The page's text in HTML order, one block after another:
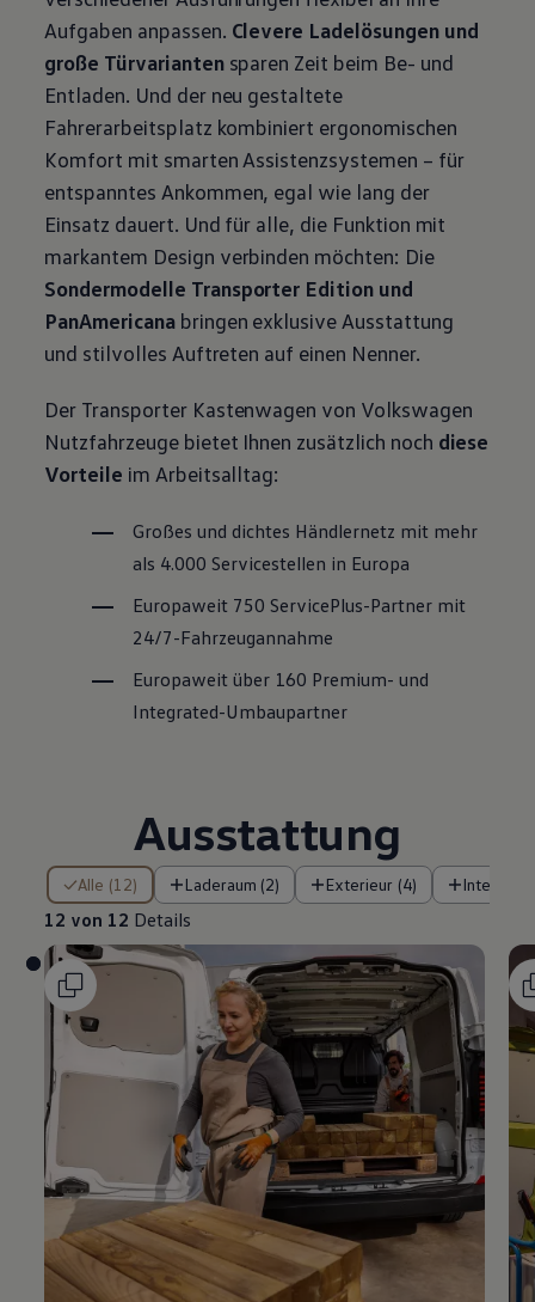
Aufgaben anpassen. Clevere Ladelösungen und
große Türvariantensparen Zeit beim Be- und
Entladen. Und der neu gestaltete
Fahrerarbeitsplatz kombiniert ergonomischen
Komfort mit smarten Assistenzsystemen – für
entspanntes Ankommen, egal wie lang der
Einsatz dauert. Und für alle, die Funktion mit
markantem Design verbinden möchten: Die
Sondermodelle Transporter Edition und
PanAmericanabringen exklusive Ausstattung
und stilvolles Auftreten auf einen Nenner.
Der TransporterKastenwagen von Volkswagen
Nutzfahrzeugebietet Ihnen zusätzlich noch diese
Vorteile im Arbeitsalltag:
Großes und dichtes Händlernetz mit mehr
als 4.000 Servicestellen in Europa
Europaweit 750 ServicePlus-Partner mit
24/7-Fahrzeugannahme
Europaweit über 160 Premium- und
Integrated-Umbaupartner
Ausstattung
Alle (12) Laderaum (2) Exterieur (4) Interieur
12 von 12 Details
12 von 12 Details